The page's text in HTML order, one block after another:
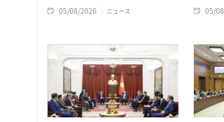
05/08/2026 ニュース 05/